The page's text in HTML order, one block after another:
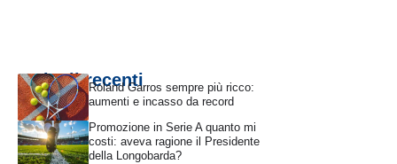
Articoli recentiRoland Garros sempre più ricco:
aumenti e incasso da record
Promozione in Serie A quanto mi
costi: aveva ragione il Presidente
della Longobarda?